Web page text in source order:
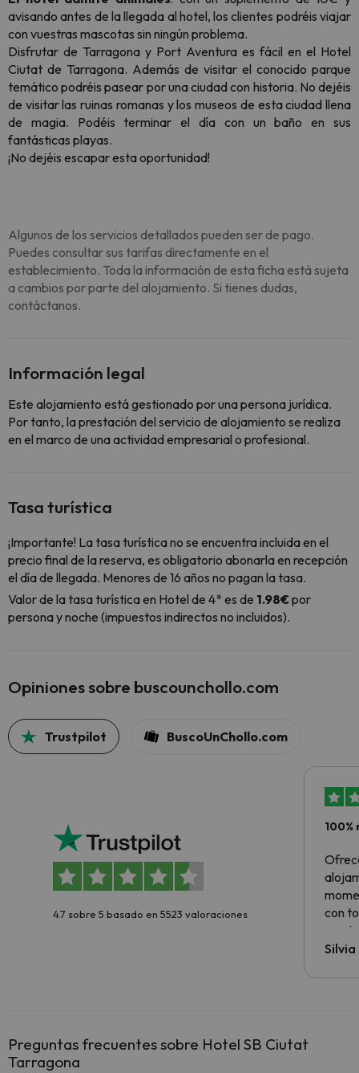
avisando antes de la llegada al hotel, los clientes podréis viajar
con vuestras mascotas sin ningún problema.
Disfrutar de Tarragona y Port Aventura es fácil en el Hotel
Ciutat de Tarragona. Además de visitar el conocido parque
temático podréis pasear por una ciudad con historia. No dejéis
de visitar las ruinas romanas y los museos de esta ciudad llena
de magia. Podéis terminar el día con un baño en sus
fantásticas playas.
¡No dejéis escapar esta oportunidad!
Algunos de los servicios detallados pueden ser de pago.
Puedes consultar sus tarifas directamente en el
establecimiento. Toda la información de esta ficha está sujeta
a cambios por parte del alojamiento. Si tienes dudas,
contáctanos.
Información legal
Este alojamiento está gestionado por una persona jurídica.
Por tanto, la prestación del servicio de alojamiento se realiza
en el marco de una actividad empresarial o profesional.
Tasa turística
¡Importante! La tasa turística no se encuentra incluida en el
precio final de la reserva, es obligatorio abonarla en recepción
el día de llegada. Menores de 16 años no pagan la tasa.
Valor de la tasa turística en Hotel de 4* es de 1.98€por
persona y noche (impuestos indirectos no incluidos).
Opiniones sobre buscounchollo.com
Trustpilot BuscoUnChollo.com
4.7 sobre 5 basado en 5523 valoraciones
con
Preguntas frecuentes sobre Hotel SB Ciutat
Tarragona